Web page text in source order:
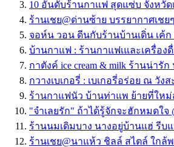
10 อันดับร้านกาแฟ สุดแซ่บ จังหวัด
ร้านเชย@ด่านซ้าย บรรยากาศเชย
จอห์น วอน ดีนกับร้านบ้านเดิ่น เค้
บ้านกาแฟ : ร้านกาแฟเและเครื่อง
กาตังค์ ice cream & milk ร้านน่ารั
กวางเบเกอรี่ : เบเกอรี่อร่อย ณ วังส
ร้านกาแฟนัว บ้านท่าแพ ย้ายที่ใหม่
"จำเลยรัก" ถ้าได้รู้จักจะฮักหมดใจ
ร้านนมเดิมบาง นางอยู่บ้านแฮ่ รีบ
ร้านเชย@นาแห้ว ชิลล์ สไตล์ ใกล้